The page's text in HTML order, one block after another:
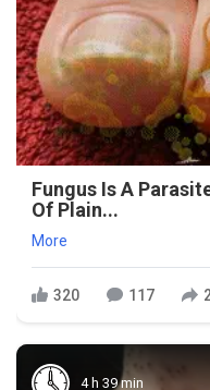
Fungus Is A
Of Plain...
More
320 117
4 h 39 min